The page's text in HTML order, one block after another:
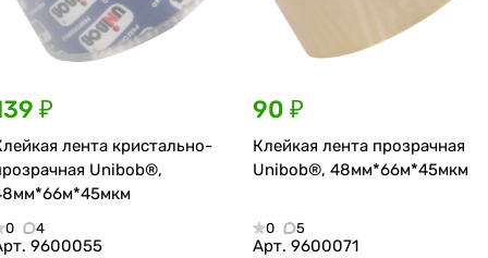
₽
лента кристально-
Unibob®,
0 4
9600055
90 ₽
Клейкая лента прозрачная
Unibob®, 48мм*66м*45мкм
0 5
Арт. 9600071